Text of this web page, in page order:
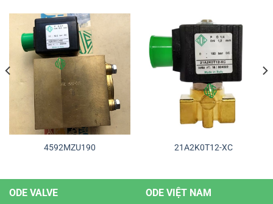
4592MZU190 21A2K0T12-XC
ODE VALVE ODE VIỆT NAM